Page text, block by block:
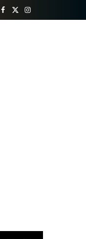
Facebook
X
Instagram